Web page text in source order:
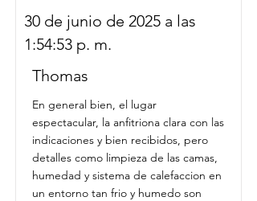
30 de junio de 2025 a las
1:54:53 p. m.
Thomas
En general bien, el lugar
espectacular, la anfitriona clara con las
indicaciones y bien recibidos, pero
detalles como limpieza de las camas,
humedad y sistema de calefaccion en
un entorno tan frio y humedo son